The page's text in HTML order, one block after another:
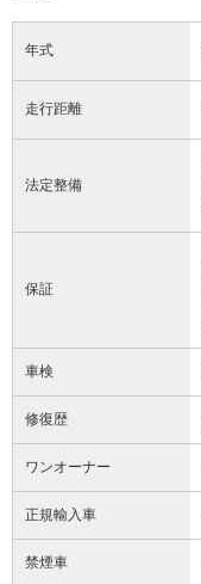
年式
走行距離
法定整備
保証
車検
修復歴
ワンオーナー
正規輸入車
禁煙車